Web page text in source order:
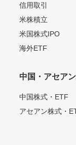
信用取引
米株積立
米国株式IPO
海外ETF
中国・アセア
中国株式・ETF
アセアン株式・